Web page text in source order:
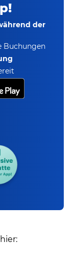
der
Buchungen